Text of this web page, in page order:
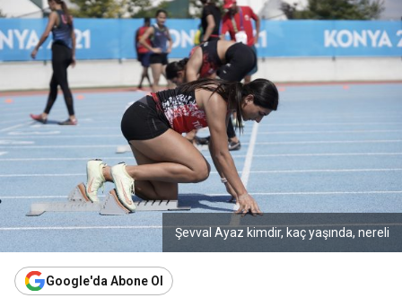
Şevval Ayaz kimdir, kaç yaşında, nereli
Google'da Abone Ol